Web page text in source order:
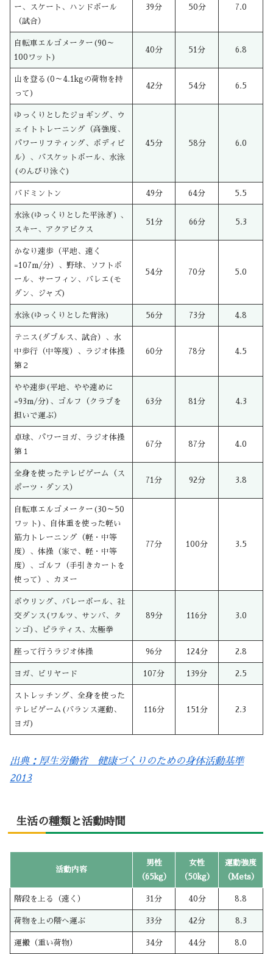
ー、スケート、ハンドボール
（試合）
39分 50分 7.0
自転車エルゴメーター(90～
100ワット)
40分 51分 6.8
山を登る(0～4.1kgの荷物を持
って)
42分 54分 6.5
ゆっくりとしたジョギング、ウ
ェイトトレーニング（高強度、
パワーリフティング、ボディビ
ル）、バスケットボール、水泳
(のんびり泳ぐ)
45分 58分 6.0
バドミントン 49分 64分 5.5
水泳(ゆっくりとした平泳ぎ) 、
スキー、アクアビクス
51分 66分 5.3
かなり速歩（平地、速く
=107m/分）、野球、ソフトボ
ール、サーフィン、バレエ(モ
ダン、ジャズ)
54分 70分 5.0
水泳(ゆっくりとした背泳) 56分 73分 4.8
テニス(ダブルス、試合）、水
中歩行（中等度）、ラジオ体操
第２
60分 78分 4.5
やや速歩(平地、やや速めに
=93m/分)、ゴルフ（クラブを
担いで運ぶ）
63分 81分 4.3
卓球、パワーヨガ、ラジオ体操
第１
67分 87分 4.0
全身を使ったテレビゲーム（ス
ポーツ・ダンス）
71分 92分 3.8
自転車エルゴメーター(30～50
ワット)、自体重を使った軽い
筋力トレーニング（軽・中等
度）、体操（家で、軽・中等
度）、ゴルフ（手引きカートを
使って）、カヌー
77分 100分 3.5
ボウリング、バレーボール、社
交ダンス(ワルツ、サンバ、タ
ンゴ)、ピラティス、太極拳
89分 116分 3.0
座って行うラジオ体操 96分 124分 2.8
ヨガ、ビリヤード 107分 139分 2.5
ストレッチング、全身を使った
テレビゲーム(バランス運動、
ヨガ)
116分 151分 2.3
出典：厚生労働省 健康づくりのための身体活動基準
2013
生活の種類と活動時間
活動内容
男性
（65kg）
女性
（50kg）
運動強度
（Mets）
階段を上る（速く） 31分 40分 8.8
荷物を上の階へ運ぶ 33分 42分 8.3
運搬（重い荷物） 34分 44分 8.0